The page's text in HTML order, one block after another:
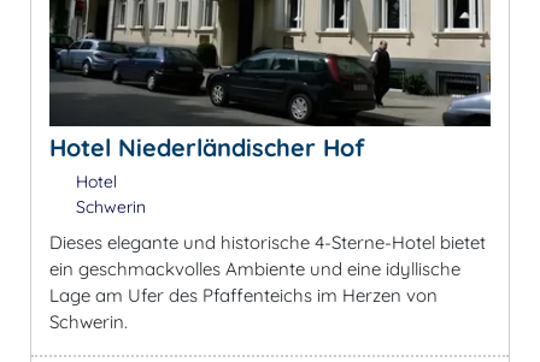
Hotel Niederländischer Hof
Hotel
Schwerin
Dieses elegante und historische 4-Sterne-Hotel bietet
ein geschmackvolles Ambiente und eine idyllische
Lage am Ufer des Pfaffenteichs im Herzen von
Schwerin.